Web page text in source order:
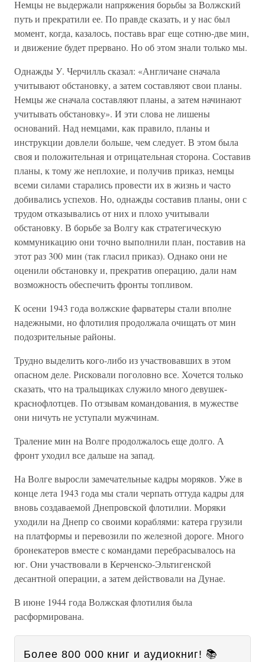
Немцы не выдержали напряжения борьбы за Волжский
путь и прекратили ее. По правде сказать, и у нас был
момент, когда, казалось, поставь враг еще сотню-две мин,
и движение будет прервано. Но об этом знали только мы.
Однажды У. Черчилль сказал: «Англичане сначала
учитывают обстановку, а затем составляют свои планы.
Немцы же сначала составляют планы, а затем начинают
учитывать обстановку». И эти слова не лишены
оснований. Над немцами, как правило, планы и
инструкции довлели больше, чем следует. В этом была
своя и положительная и отрицательная сторона. Составив
планы, к тому же неплохие, и получив приказ, немцы
всеми силами старались провести их в жизнь и часто
добивались успехов. Но, однажды составив планы, они с
трудом отказывались от них и плохо учитывали
обстановку. В борьбе за Волгу как стратегическую
коммуникацию они точно выполнили план, поставив на
этот раз 300 мин (так гласил приказ). Однако они не
оценили обстановку и, прекратив операцию, дали нам
возможность обеспечить фронты топливом.
К осени 1943 года волжские фарватеры стали вполне
надежными, но флотилия продолжала очищать от мин
подозрительные районы.
Трудно выделить кого-либо из участвовавших в этом
опасном деле. Рисковали поголовно все. Хочется только
сказать, что на тральщиках служило много девушек-
краснофлотцев. По отзывам командования, в мужестве
они ничуть не уступали мужчинам.
Траление мин на Волге продолжалось еще долго. А
фронт уходил все дальше на запад.
На Волге выросли замечательные кадры моряков. Уже в
конце лета 1943 года мы стали черпать оттуда кадры для
вновь создаваемой Днепровской флотилии. Моряки
уходили на Днепр со своими кораблями: катера грузили
на платформы и перевозили по железной дороге. Много
бронекатеров вместе с командами перебрасывалось на
юг. Они участвовали в Керченско-Эльтигенской
десантной операции, а затем действовали на Дунае.
В июне 1944 года Волжская флотилия была
расформирована.
Более 800 000 книг и аудиокниг! 📚